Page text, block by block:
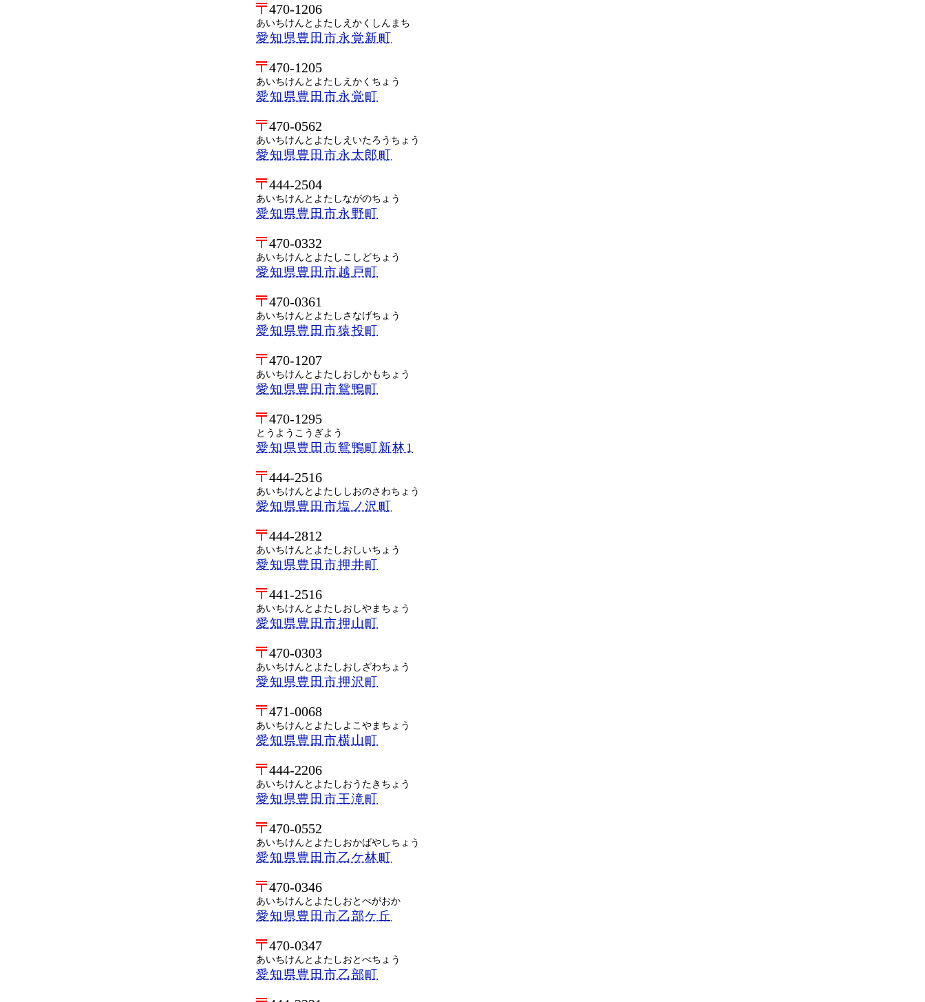
470-1206
あいちけんとよたしえかくしんまち
愛知県豊田市永覚新町
470-1205
あいちけんとよたしえかくちょう
愛知県豊田市永覚町
470-0562
あいちけんとよたしえいたろうちょう
愛知県豊田市永太郎町
444-2504
あいちけんとよたしながのちょう
愛知県豊田市永野町
470-0332
あいちけんとよたしこしどちょう
愛知県豊田市越戸町
470-0361
あいちけんとよたしさなげちょう
愛知県豊田市猿投町
470-1207
あいちけんとよたしおしかもちょう
愛知県豊田市鴛鴨町
470-1295
とうようこうぎよう
愛知県豊田市鴛鴨町新林1
444-2516
あいちけんとよたししおのさわちょう
愛知県豊田市塩ノ沢町
444-2812
あいちけんとよたしおしいちょう
愛知県豊田市押井町
441-2516
あいちけんとよたしおしやまちょう
愛知県豊田市押山町
470-0303
あいちけんとよたしおしざわちょう
愛知県豊田市押沢町
471-0068
あいちけんとよたしよこやまちょう
愛知県豊田市横山町
444-2206
あいちけんとよたしおうたきちょう
愛知県豊田市王滝町
470-0552
あいちけんとよたしおかばやしちょう
愛知県豊田市乙ケ林町
470-0346
あいちけんとよたしおとべがおか
愛知県豊田市乙部ケ丘
470-0347
あいちけんとよたしおとべちょう
愛知県豊田市乙部町